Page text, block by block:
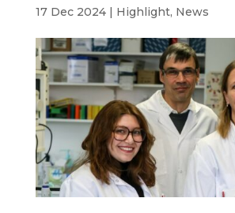
17 Dec 2024| Highlight, News